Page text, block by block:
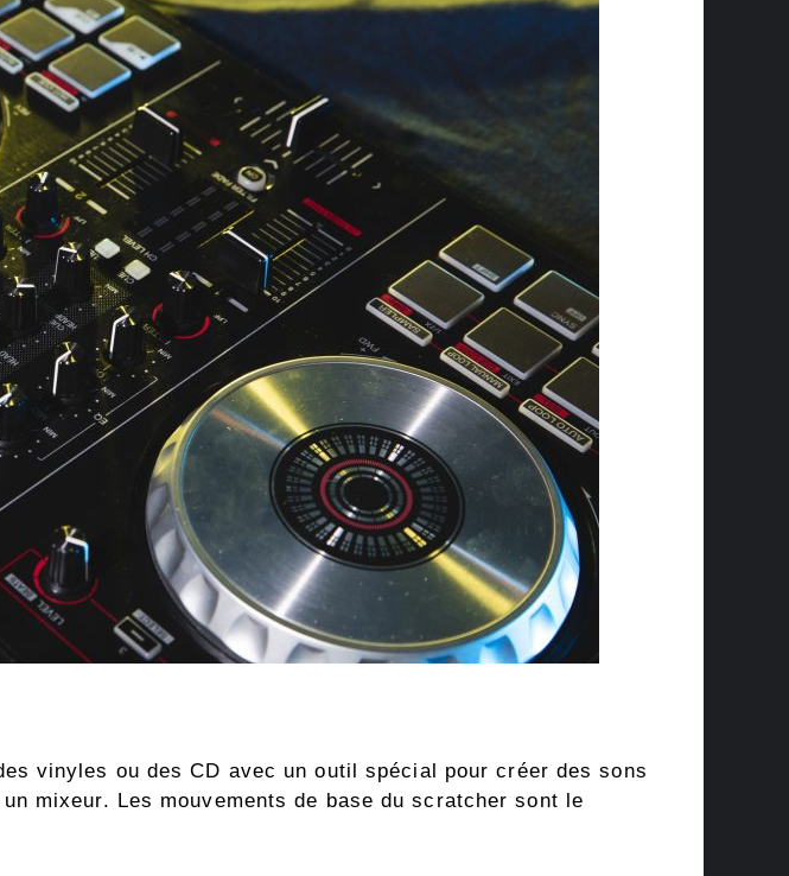
vinyles ou des CD avec un outil spécial pour créer des sons
mixeur. Les mouvements de base du scratcher sont le